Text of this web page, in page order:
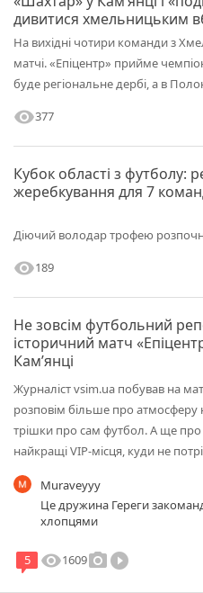
дивитися хмельницьким
На вихідні чотири команди з
матчі. «Епіцентр» прийме
буде регіональне дербі, а в
visibility377
Кубок області з футболу:
жеребкування для 7
Діючий володар трофею
visibility189
Не зовсім футбольний
історичний матч
Камʼянці
Журналіст vsim.ua побував на
розповім більше про атмосферу
трішки про сам футбол. А ще про
найкращі VIP-місця, куди не
Muraveyyy
Це дружина Гереги
хлопцями
5 visibility1609photo_cameraplay_circle_filled